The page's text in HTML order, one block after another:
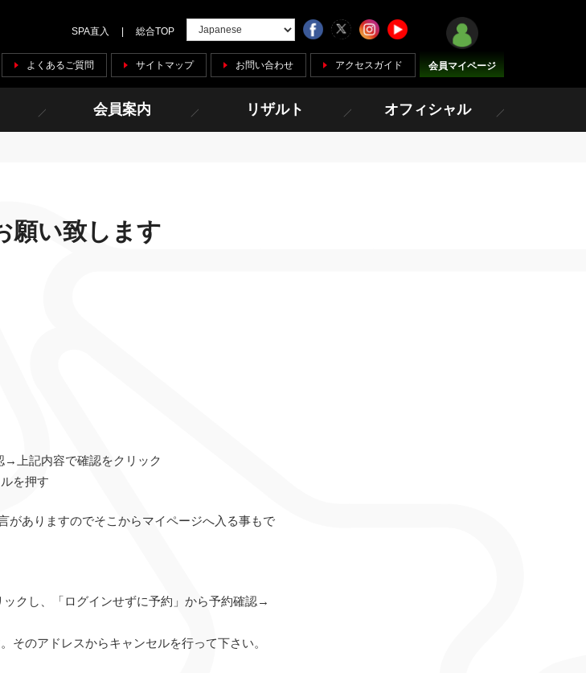
SPA直入 総合TOP
よくあるご質問 サイトマップ お問い合わせ アクセスガイド 会員マイページ
会員案内 リザルト オフィシャル
願い致します
→上記内容で確認をクリック
を押す
がありますのでそこからマイページへ入る事もで
クし、「ログインせずに予約」から予約確認→
のアドレスからキャンセルを行って下さい。